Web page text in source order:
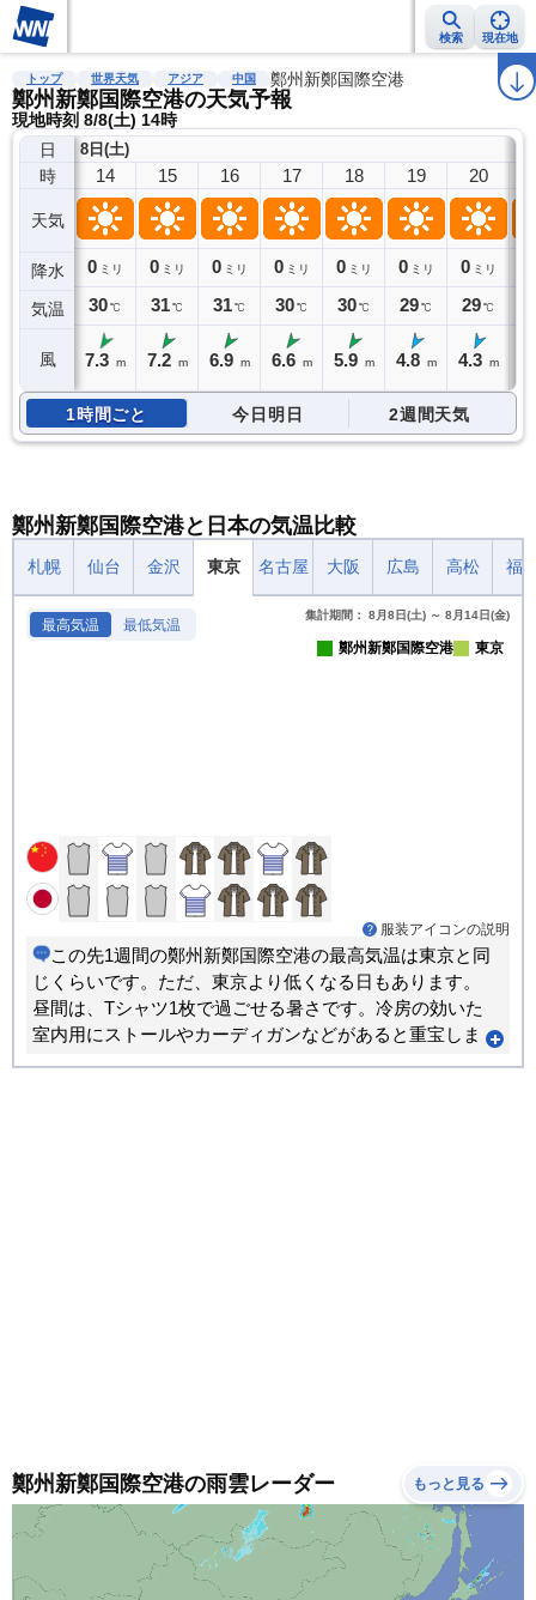
検索 現在地
雨雲レーダー 台風情報 地震情報 警報・注意報 ラ
トップ 世界天気 アジア 中国 鄭州新鄭国際空港
鄭州新鄭国際空港の天気予報
現地時刻 8/8(土) 14時
日
時
天気
降水
気温
風
8日(土)
14
0 ミリ
30℃
7.3 m
15
0 ミリ
31℃
7.2 m
16
0 ミリ
31℃
6.9 m
17
0 ミリ
30℃
6.6 m
18
0 ミリ
30℃
5.9 m
19
0 ミリ
29℃
4.8 m
20
0 ミリ
29℃
4.3 m
1時間ごと 今日明日 2週間天気
鄭州新鄭国際空港と日本の気温比較
札幌 仙台 金沢 東京 名古屋 大阪 広島 高松 福
最高気温 最低気温
集計期間： 8月8日(土) ～ 8月14日(金)
鄭州新鄭国際空港 東京
服装アイコンの説明
この先1週間の鄭州新鄭国際空港の最高気温は東京と同
じくらいです。ただ、東京より低くなる日もあります。
昼間は、Tシャツ1枚で過ごせる暑さです。冷房の効いた
室内用にストールやカーディガンなどがあると重宝しま
鄭州新鄭国際空港の雨雲レーダー もっと見る